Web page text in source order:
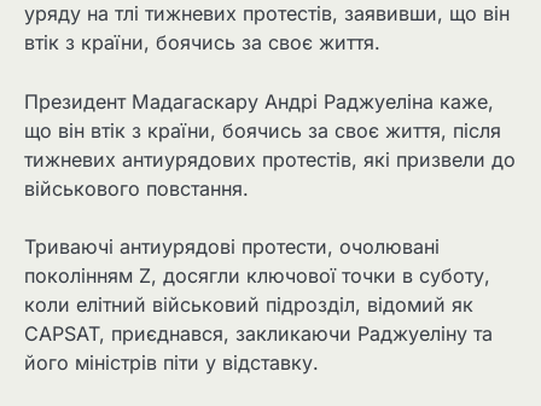
уряду на тлі тижневих протестів, заявивши, що він
втік з країни, боячись за своє життя.
Президент Мадагаскару Андрі Раджуеліна каже,
що він втік з країни, боячись за своє життя, після
тижневих антиурядових протестів, які призвели до
військового повстання.
Триваючі антиурядові протести, очолювані
поколінням Z, досягли ключової точки в суботу,
коли елітний військовий підрозділ, відомий як
CAPSAT, приєднався, закликаючи Раджуеліну та
його міністрів піти у відставку.